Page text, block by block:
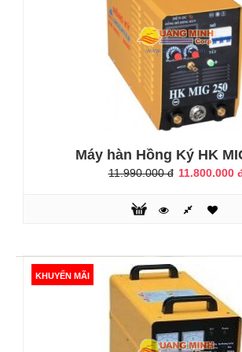
lượng mối hàn đẹp, hiệu suất cao, hàn
biến dạng ph..
Máy hàn Hồng Ký HK MIG
11.490.000 đ 11.300.000
Máy hàn Hồng Ký HK
11.990.000 đ 11.800.000
KHUYẾN MÃI